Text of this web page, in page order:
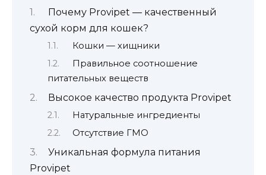
Почему Provipet — качественный
сухой корм для кошек?
Кошки — хищники
Правильное соотношение
питательных веществ
Высокое качество продукта Provipet
Натуральные ингредиенты
Отсутствие ГМО
Уникальная формула питания
Provipet